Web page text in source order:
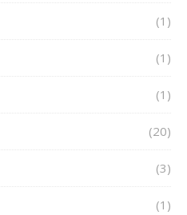
(1)
(1)
(1)
(20)
(3)
(1)